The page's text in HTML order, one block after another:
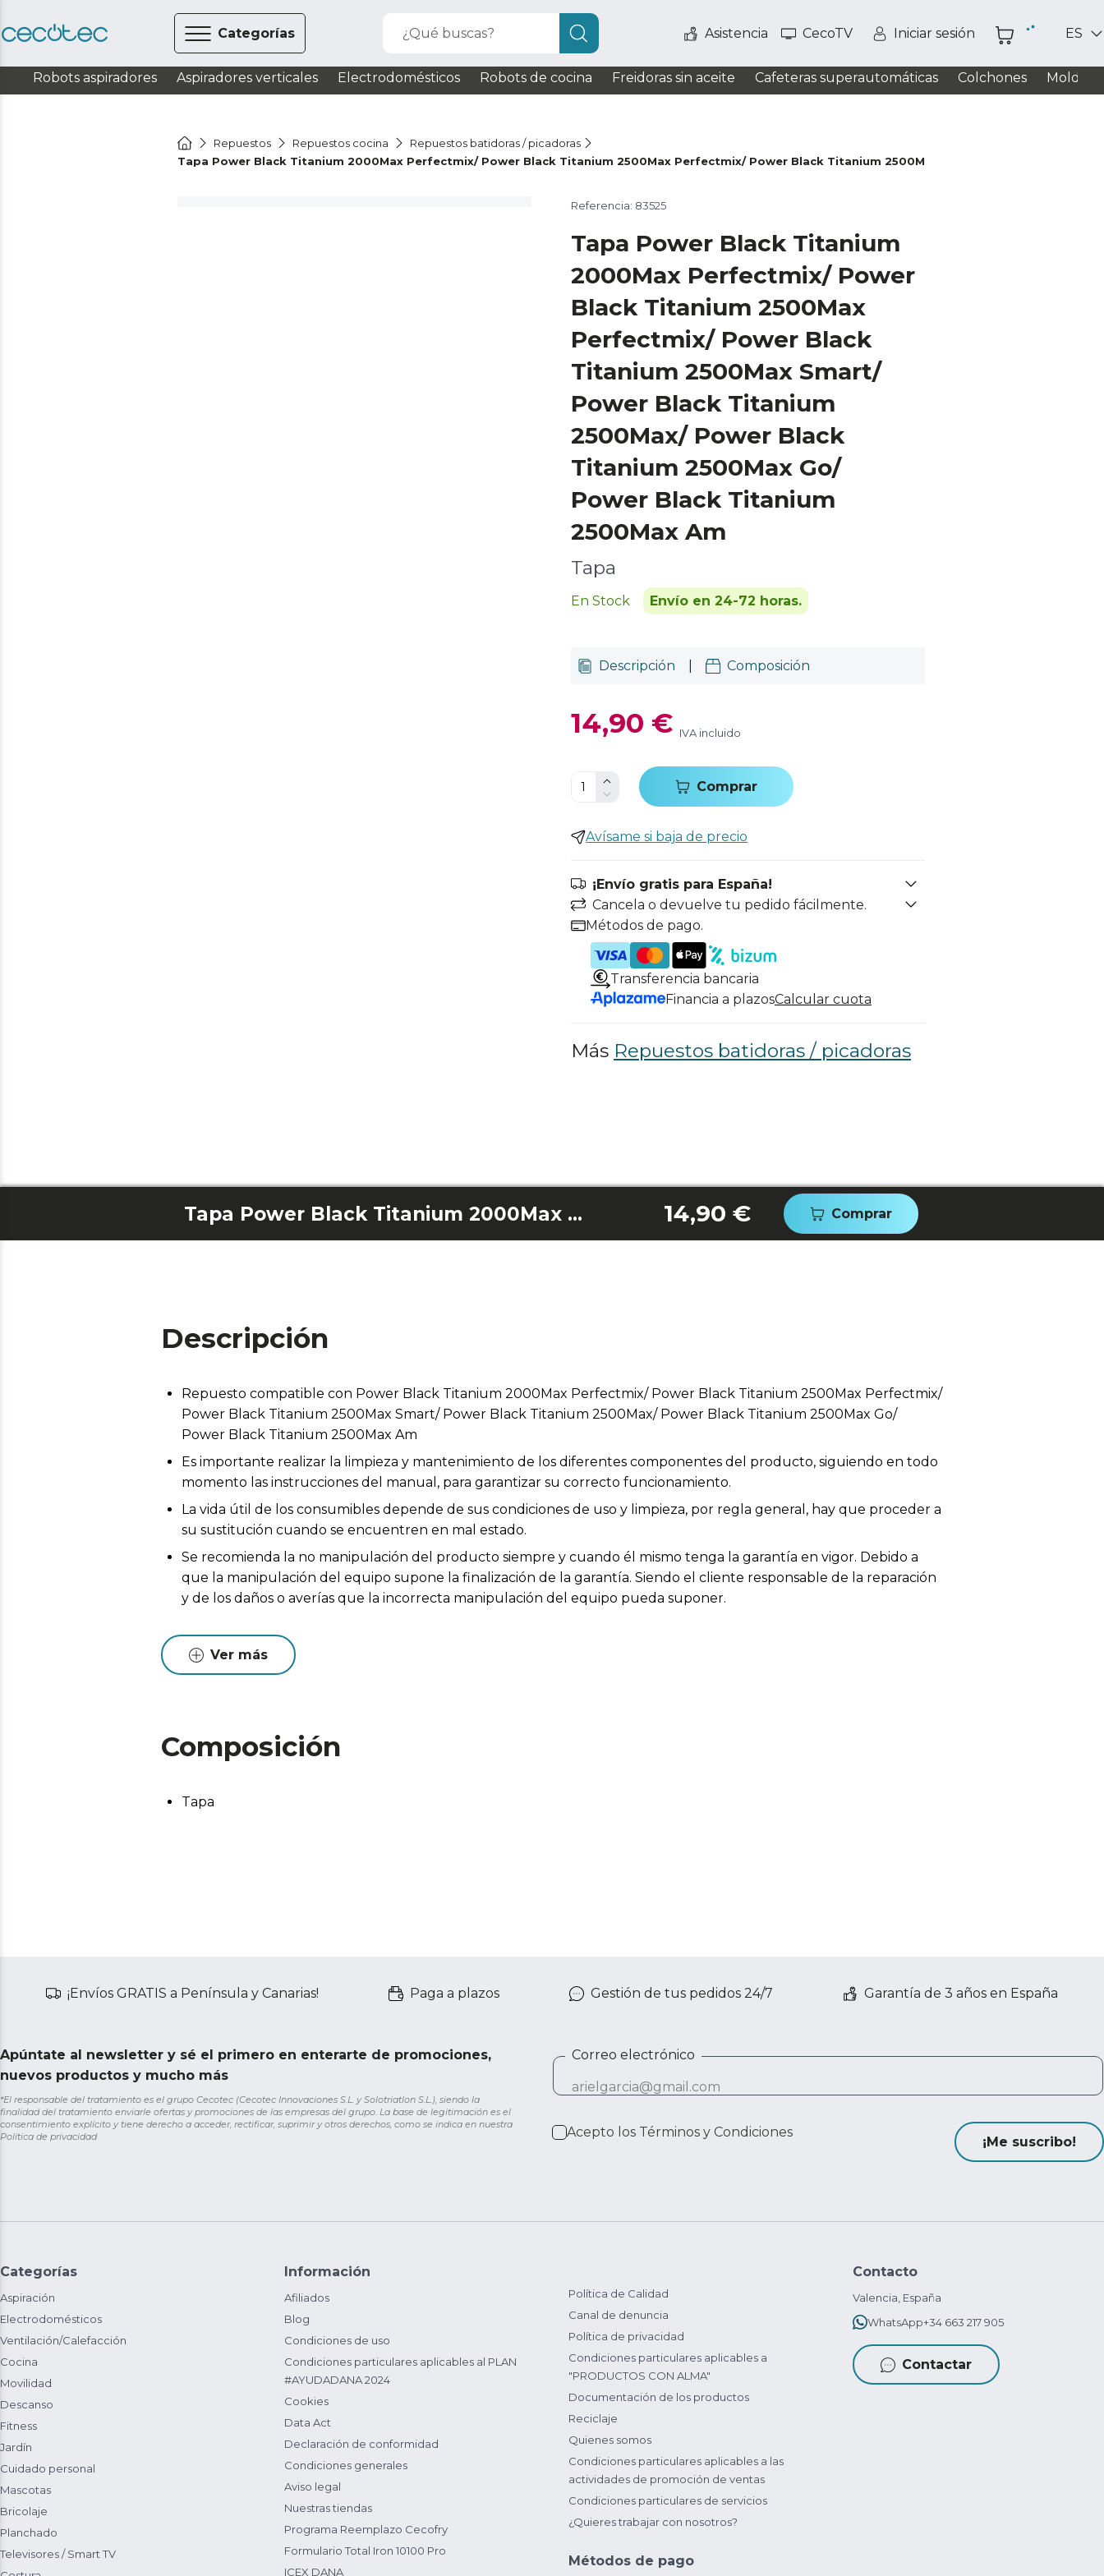
Categorías ¿Qué buscas? Asistencia CecoTV Iniciar sesión ES
Robots aspiradores Aspiradores verticales Electrodomésticos Robots de cocina Freidoras sin aceite Cafeteras superautomáticas Colchones
Repuestos Repuestos cocina
Repuestos batidoras / picadoras
Tapa Power Black Titanium 2000Max Perfectmix/ Power Black Titanium 2500Max Perfectmix/ Power Black Titanium 2500Max Smart/ Power Black
Referencia: 83525
Tapa Power Black Titanium
2000Max Perfectmix/ Power
Black Titanium 2500Max
Perfectmix/ Power Black
Titanium 2500Max Smart/
Power Black Titanium
2500Max/ Power Black
Titanium 2500Max Go/
Power Black Titanium
2500Max Am
Tapa
En Stock Envío en 24-72 horas.
Descripción Composición
14,90 € IVA incluido
Comprar
Avísame si baja de precio
¡Envío gratis para España!
Cancela o devuelve tu pedido fácilmente.
Métodos de pago.
Transferencia bancaria
Financia a plazosCalcular cuota
Más Repuestos batidoras / picadoras
Tapa Power Black Titanium 2000Max Perfectmix/ Power Black Titanium 2500Max Perfectmix/ Power Black Titanium 2500Max Smart/ Power Black Titanium 2500Max/ Power Black Titanium 2500Max Go/ Power Black Titanium 2500Max Am 14,90 € Comprar
Descripción
Repuesto compatible con Power Black Titanium 2000Max Perfectmix/ Power Black Titanium 2500Max Perfectmix/
Power Black Titanium 2500Max Smart/ Power Black Titanium 2500Max/ Power Black Titanium 2500Max Go/
Power Black Titanium 2500Max Am
Es importante realizar la limpieza y mantenimiento de los diferentes componentes del producto, siguiendo en todo
momento las instrucciones del manual, para garantizar su correcto funcionamiento.
La vida útil de los consumibles depende de sus condiciones de uso y limpieza, por regla general, hay que proceder a
su sustitución cuando se encuentren en mal estado.
Se recomienda la no manipulación del producto siempre y cuando él mismo tenga la garantía en vigor. Debido a
que la manipulación del equipo supone la finalización de la garantía. Siendo el cliente responsable de la reparación
y de los daños o averías que la incorrecta manipulación del equipo pueda suponer.
Ver más
Composición
Tapa
¡Envíos GRATIS a Península y Canarias! Paga a plazos Gestión de tus pedidos 24/7 Garantía de 3 años en España
Apúntate al newsletter y sé el primero en enterarte de promociones,
nuevos productos y mucho más
*El responsable del tratamiento es el grupo Cecotec (Cecotec Innovaciones S.L. y Solotriatlon S.L.), siendo la
finalidad del tratamiento enviarle ofertas y promociones de las empresas del grupo. La base de legitimación es el
consentimiento explícito y tiene derecho a acceder, rectificar, suprimir y otros derechos, como se indica en nuestra
Política de privacidad
Correo electrónico
Acepto los Términos y Condiciones
¡Me suscribo!
Categorías
Aspiración
Electrodomésticos
Ventilación/Calefacción
Cocina
Movilidad
Descanso
Fitness
Jardín
Cuidado personal
Mascotas
Bricolaje
Planchado
Televisores / Smart TV
Información
Afiliados
Blog
Condiciones de uso
Condiciones particulares aplicables al PLAN
#AYUDADANA 2024
Cookies
Data Act
Declaración de conformidad
Condiciones generales
Aviso legal
Nuestras tiendas
Programa Reemplazo Cecofry
Formulario Total Iron 10100 Pro
ICEX DANA
Política de Calidad
Canal de denuncia
Política de privacidad
Condiciones particulares aplicables a
"PRODUCTOS CON ALMA"
Documentación de los productos
Reciclaje
Quienes somos
Condiciones particulares aplicables a las
actividades de promoción de ventas
Condiciones particulares de servicios
¿Quieres trabajar con nosotros?
Métodos de pago
Contacto
Valencia, España
WhatsApp+34 663 217 905
Contactar